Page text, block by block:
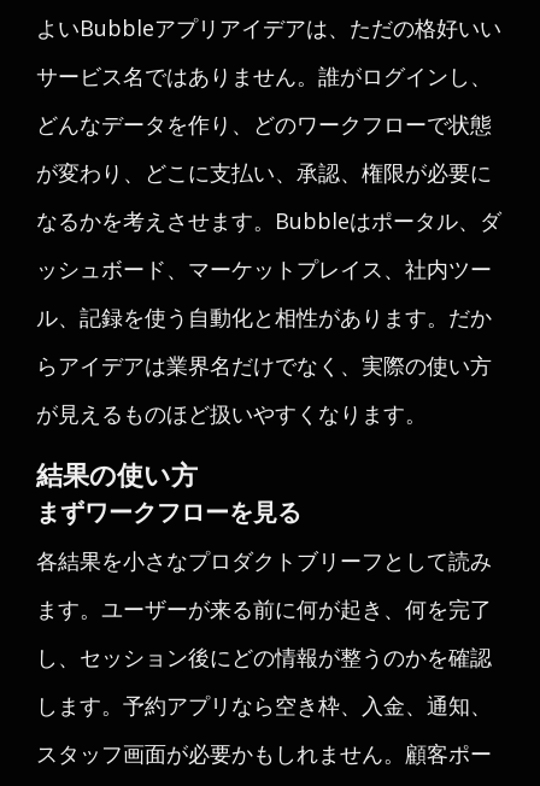
よいBubbleアプリアイデアは、ただの格好いい
サービス名ではありません。誰がログインし、
どんなデータを作り、どのワークフローで状態
が変わり、どこに支払い、承認、権限が必要に
なるかを考えさせます。Bubbleはポータル、ダ
ッシュボード、マーケットプレイス、社内ツー
ル、記録を使う自動化と相性があります。だか
らアイデアは業界名だけでなく、実際の使い方
が見えるものほど扱いやすくなります。
結果の使い方
まずワークフローを見る
各結果を小さなプロダクトブリーフとして読み
ます。ユーザーが来る前に何が起き、何を完了
し、セッション後にどの情報が整うのかを確認
します。予約アプリなら空き枠、入金、通知、
スタッフ画面が必要かもしれません。顧客ポー